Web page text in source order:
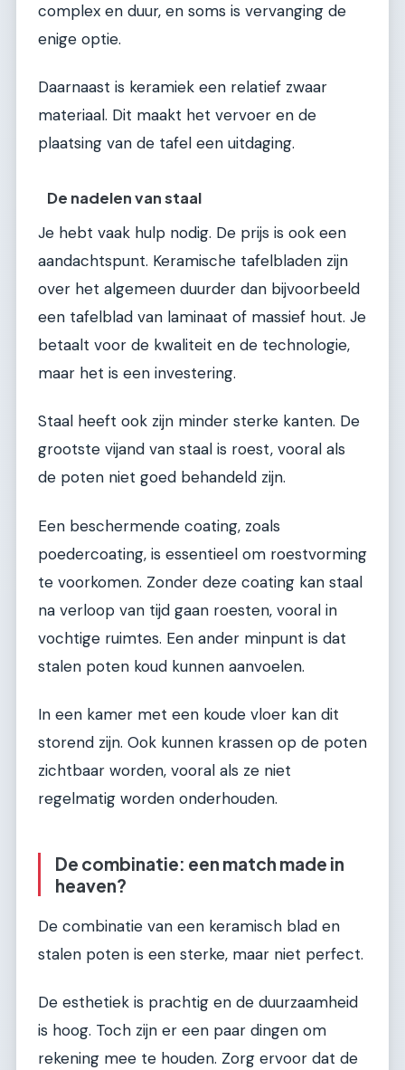
complex en duur, en soms is vervanging de
enige optie.
Daarnaast is keramiek een relatief zwaar
materiaal. Dit maakt het vervoer en de
plaatsing van de tafel een uitdaging.
De nadelen van staal
Je hebt vaak hulp nodig. De prijs is ook een
aandachtspunt. Keramische tafelbladen zijn
over het algemeen duurder dan bijvoorbeeld
een tafelblad van laminaat of massief hout. Je
betaalt voor de kwaliteit en de technologie,
maar het is een investering.
Staal heeft ook zijn minder sterke kanten. De
grootste vijand van staal is roest, vooral als
de poten niet goed behandeld zijn.
Een beschermende coating, zoals
poedercoating, is essentieel om roestvorming
te voorkomen. Zonder deze coating kan staal
na verloop van tijd gaan roesten, vooral in
vochtige ruimtes. Een ander minpunt is dat
stalen poten koud kunnen aanvoelen.
In een kamer met een koude vloer kan dit
storend zijn. Ook kunnen krassen op de poten
zichtbaar worden, vooral als ze niet
regelmatig worden onderhouden.
De combinatie: een match made in
heaven?
De combinatie van een keramisch blad en
stalen poten is een sterke, maar niet perfect.
De esthetiek is prachtig en de duurzaamheid
is hoog. Toch zijn er een paar dingen om
rekening mee te houden. Zorg ervoor dat de